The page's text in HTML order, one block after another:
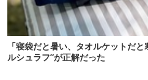
「寝袋だと暑い、タオルケットだ
ルシュラフ”が正解だった